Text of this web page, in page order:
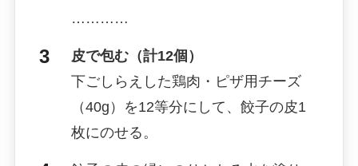
…………
皮で包む（計12個）
下ごしらえした鶏肉・ピザ用チーズ
（40g）を12等分にして、餃子の皮1
枚にのせる。